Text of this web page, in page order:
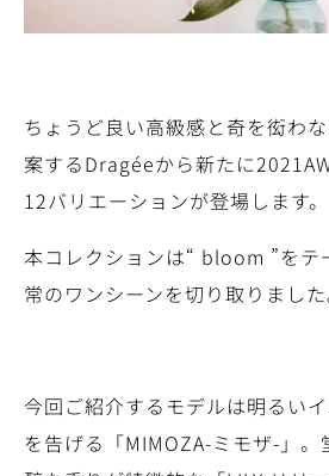
ちょうど良い高級感と奇を衒わ
案するDragéeから新たに
12バリエーションが登場します。
本コレクションは“ bloom ”をテ
常のワンシーンを切り取りました
今回ご紹介するモデルは明るい
を告げる「MIMOZA-ミモザ-」。